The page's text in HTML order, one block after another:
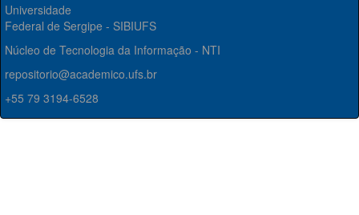
Universidade
Federal de Sergipe - SIBIUFS
Núcleo de Tecnologia da Informação - NTI
repositorio@academico.ufs.br
+55 79 3194-6528